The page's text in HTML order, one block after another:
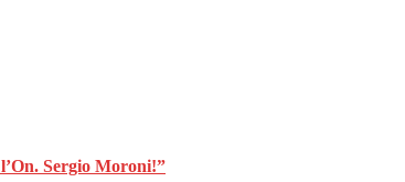
Sergio Moroni!”